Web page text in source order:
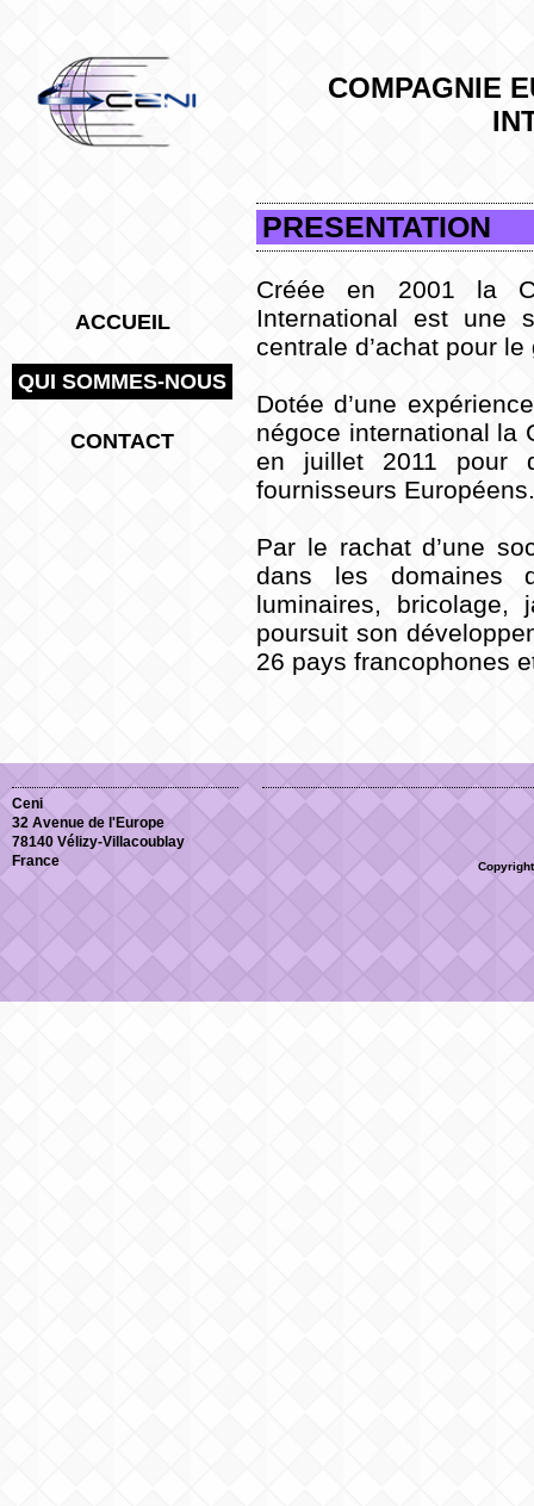
COMPAGNIE
ACCUEIL
QUI SOMMES-NOUS
CONTACT
PRESENTATION
Créée en 2001 la
International est une
centrale d’achat pour
Dotée d’une
négoce international la
en juillet 2011 pour
fournisseurs Européens.
Par le rachat d’une
dans les domaines
luminaires, bricolage,
poursuit son
26 pays francophones
Directeur général.
Ceni
32 Avenue de l'Europe
78140 Vélizy-Villacoublay
France